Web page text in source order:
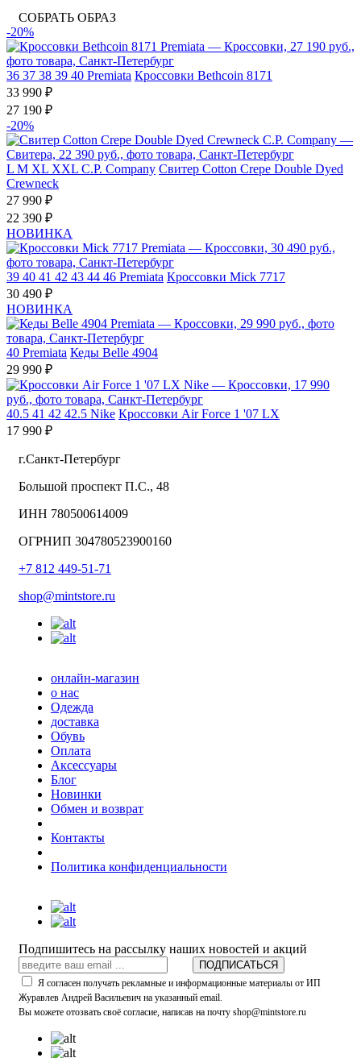
СОБРАТЬ ОБРАЗ
-20%
36 37 38 39 40 Premiata Кроссовки Bethcoin 8171
33 990 ₽
27 190 ₽
-20%
L M XL XXL C.P. Company Свитер Cotton Crepe Double Dyed
Crewneck
27 990 ₽
22 390 ₽
НОВИНКА
39 40 41 42 43 44 46 Premiata Кроссовки Mick 7717
30 490 ₽
НОВИНКА
40 Premiata Кеды Belle 4904
29 990 ₽
40.5 41 42 42.5 Nike Кроссовки Air Force 1 '07 LX
17 990 ₽
г.Санкт-Петербург
Большой проспект П.С., 48
ИНН 780500614009
ОГРНИП 304780523900160
+7 812 449-51-71
shop@mintstore.ru
онлайн-магазин
о нас
Одежда
доставка
Обувь
Оплата
Аксессуары
Блог
Новинки
Обмен и возврат
Контакты
Политика конфиденциальности
Подпишитесь на рассылку наших новостей и акций
ПОДПИСАТЬСЯ
Я согласен получать рекламные и информационные материалы от ИП
Журавлев Андрей Васильевич на указанный email.
Вы можете отозвать своё согласие, написав на почту shop@mintstore.ru